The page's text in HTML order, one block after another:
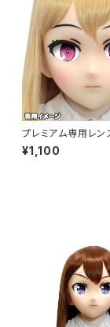
プレミアム専用レ
ンク Premium
-Pink
¥1,100